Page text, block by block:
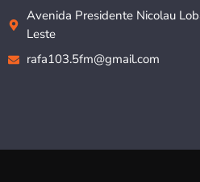
Avenida Presidente Nicolau
Leste
rafa103.5fm@gmail.com